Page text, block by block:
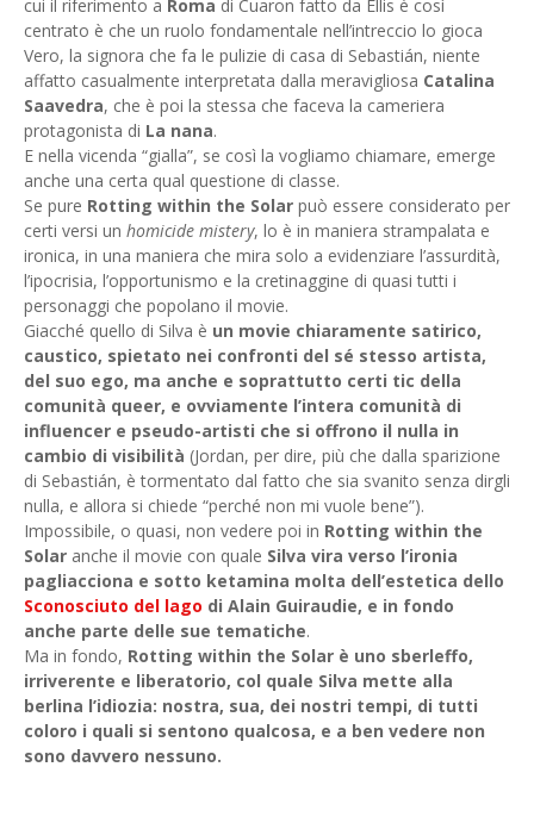
cui il riferimento a Roma di Cuaron fatto da Ellis è così
centrato è che un ruolo fondamentale nell’intreccio lo gioca
Vero, la signora che fa le pulizie di casa di Sebastián, niente
affatto casualmente interpretata dalla meravigliosa Catalina
Saavedra, che è poi la stessa che faceva la cameriera
protagonista di La nana.
E nella vicenda “gialla”, se così la vogliamo chiamare, emerge
anche una certa qual questione di classe.
Se pure Rotting within the Solar può essere considerato per
certi versi un homicide mistery, lo è in maniera strampalata e
ironica, in una maniera che mira solo a evidenziare l’assurdità,
l’ipocrisia, l’opportunismo e la cretinaggine di quasi tutti i
personaggi che popolano il movie.
Giacché quello di Silva è un movie chiaramente satirico,
caustico, spietato nei confronti del sé stesso artista,
del suo ego, ma anche e soprattutto certi tic della
comunità queer, e ovviamente l’intera comunità di
influencer e pseudo-artisti che si offrono il nulla in
cambio di visibilità (Jordan, per dire, più che dalla sparizione
di Sebastián, è tormentato dal fatto che sia svanito senza dirgli
nulla, e allora si chiede “perché non mi vuole bene”).
Impossibile, o quasi, non vedere poi in Rotting within the
Solar anche il movie con quale Silva vira verso l’ironia
pagliacciona e sotto ketamina molta dell’estetica dello
Sconosciuto del lago di Alain Guiraudie, e in fondo
anche parte delle sue tematiche.
Ma in fondo, Rotting within the Solar è uno sberleffo,
irriverente e liberatorio, col quale Silva mette alla
berlina l’idiozia: nostra, sua, dei nostri tempi, di tutti
coloro i quali si sentono qualcosa, e a ben vedere non
sono davvero nessuno.